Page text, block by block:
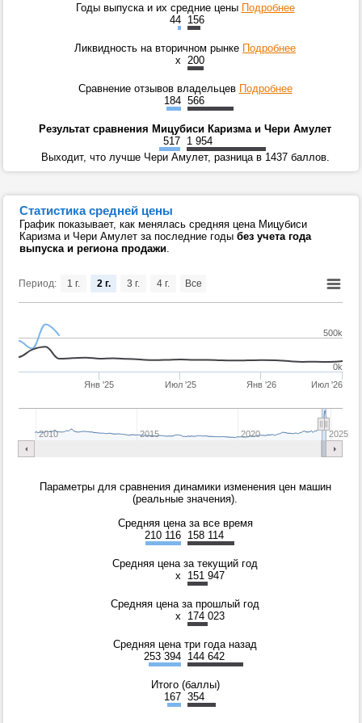
Годы выпуска и их средние цены Подробнее
44 156
Ликвидность на вторичном рынке Подробнее
x
200
Сравнение отзывов владельцев Подробнее
184 566
Результат сравнения Мицубиси Каризма и Чери Амулет
517 1 954
Выходит, что лучше Чери Амулет, разница в 1437 баллов.
Статистика средней цены
График показывает, как менялась средняя цена Мицубиси
Каризма и Чери Амулет за последние годы без учета года
выпуска и региона продажи
Период:
Янв '25 Июл '25 Янв '26 Июл '26
2010 2015 2020 2025
0k
500k
1 г. 2 г. 3 г. 4 г. Все
Параметры для сравнения динамики изменения цен машин
(реальные значения).
Средняя цена за все время
210 116 158 114
Средняя цена за текущий год
x
151 947
Средняя цена за прошлый год
x
174 023
Средняя цена три года назад
253 394 144 642
Итого (баллы)
167 354